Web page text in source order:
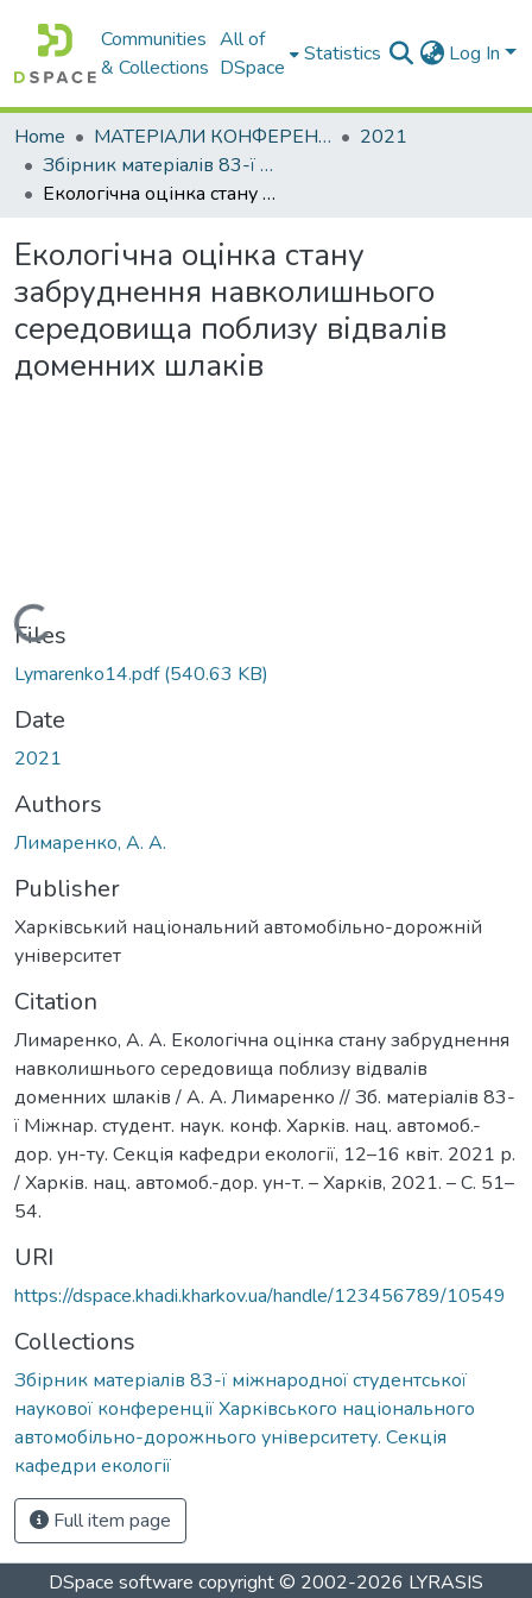
Communities
& Collections
All of
DSpace
Statistics Log In
Home МАТЕРІАЛИ КОНФЕРЕНЦІЙ
2021
Збірник матеріалів 83-ї міжнародної студентської наукової конференції Харківського національного автомобільно-дорожнього університету. Секція кафедри екології
Екологічна оцінка стану забруднення навколишнього середовища поблизу відвалів доменних шлаків
Екологічна оцінка стану
забруднення навколишнього
середовища поблизу відвалів
доменних шлаків
Loading...
Files
Lymarenko14.pdf(540.63 KB)
Date
2021
Authors
Лимаренко, А. А.
Publisher
Харківський національний автомобільно-дорожній
університет
Citation
Лимаренко, А. А. Екологічна оцінка стану забруднення
навколишнього середовища поблизу відвалів
доменних шлаків / А. А. Лимаренко // Зб. матеріалів 83-
ї Міжнар. студент. наук. конф. Харків. нац. автомоб.-
дор. ун-ту. Секція кафедри екології, 12–16 квіт. 2021 р.
/ Харків. нац. автомоб.-дор. ун-т. – Харків, 2021. – С. 51–
54.
URI
https://dspace.khadi.kharkov.ua/handle/123456789/10549
Collections
Збірник матеріалів 83-ї міжнародної студентської
наукової конференції Харківського національного
автомобільно-дорожнього університету. Секція
кафедри екології
Full item page
DSpace software copyright © 2002-2026 LYRASIS